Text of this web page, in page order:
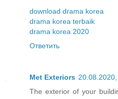
download drama korea
drama korea terbaik
drama korea 2020
Ответить
Met Exteriors
The exterior of your